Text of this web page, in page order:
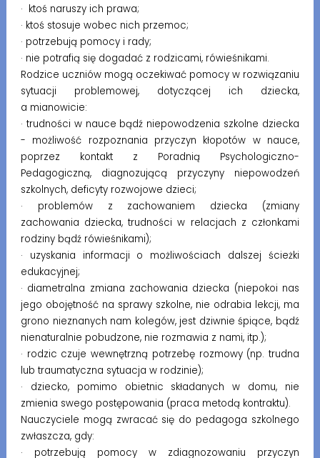
· ktoś naruszy ich prawa;
· ktoś stosuje wobec nich przemoc;
· potrzebują pomocy i rady;
· nie potrafią się dogadać z rodzicami, rówieśnikami.
Rodzice uczniów mogą oczekiwać pomocy w rozwiązaniu
sytuacji problemowej, dotyczącej ich dziecka,
a mianowicie:
· trudności w nauce bądź niepowodzenia szkolne dziecka
- możliwość rozpoznania przyczyn kłopotów w nauce,
poprzez kontakt z Poradnią Psychologiczno-
Pedagogiczną, diagnozującą przyczyny niepowodzeń
szkolnych, deficyty rozwojowe dzieci;
· problemów z zachowaniem dziecka (zmiany
zachowania dziecka, trudności w relacjach z członkami
rodziny bądź rówieśnikami);
· uzyskania informacji o możliwościach dalszej ścieżki
edukacyjnej;
· diametralna zmiana zachowania dziecka (niepokoi nas
jego obojętność na sprawy szkolne, nie odrabia lekcji, ma
grono nieznanych nam kolegów, jest dziwnie śpiące, bądź
nienaturalnie pobudzone, nie rozmawia z nami, itp.);
· rodzic czuje wewnętrzną potrzebę rozmowy (np. trudna
lub traumatyczna sytuacja w rodzinie);
· dziecko, pomimo obietnic składanych w domu, nie
zmienia swego postępowania (praca metodą kontraktu).
Nauczyciele mogą zwracać się do pedagoga szkolnego
zwłaszcza, gdy:
· potrzebują pomocy w zdiagnozowaniu przyczyn